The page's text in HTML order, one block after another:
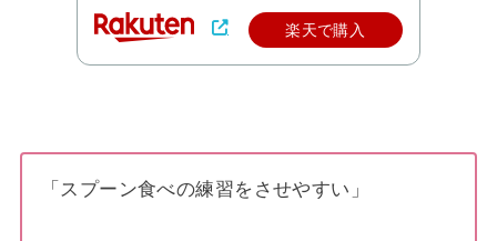
楽天で購入
「スプーン食べの練習をさせやすい」